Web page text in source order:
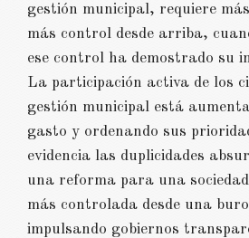
gestión municipal, requiere
más control desde arriba,
ese control ha demostrado su
La participación activa de los
gestión municipal está
gasto y ordenando sus
evidencia las duplicidades
una reforma para una
más controlada desde una
impulsando gobiernos